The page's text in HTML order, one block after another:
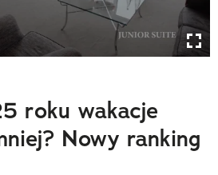
roku wakacje
Nowy ranking